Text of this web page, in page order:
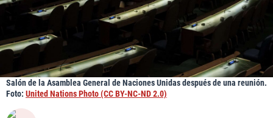
Salón de la Asamblea General de Naciones Unidas después de una reunión.
Foto: United Nations Photo (CC BY-NC-ND 2.0)